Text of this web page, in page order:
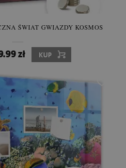
ŚWIAT GWIAZDY KOSMOS
zł KUP